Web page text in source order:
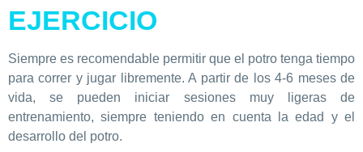
EJERCICIO
Siempre es recomendable permitir que el potro tenga tiempo
para correr y jugar libremente. A partir de los 4-6 meses de
vida, se pueden iniciar sesiones muy ligeras de
entrenamiento, siempre teniendo en cuenta la edad y el
desarrollo del potro.